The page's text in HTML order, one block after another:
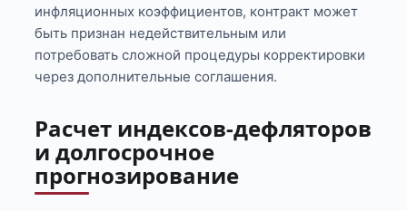
инфляционных коэффициентов, контракт может
быть признан недействительным или
потребовать сложной процедуры корректировки
через дополнительные соглашения.
Расчет индексов-дефляторов
и долгосрочное
прогнозирование